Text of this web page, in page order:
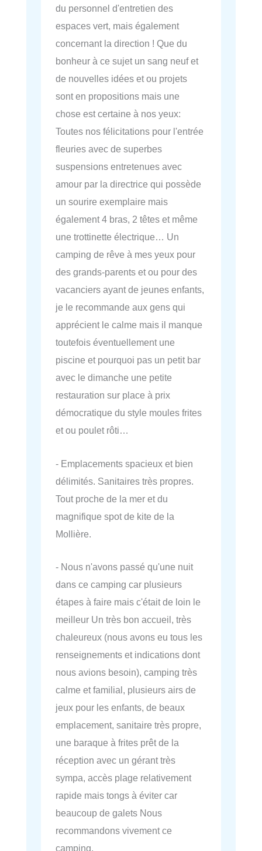
du personnel d'entretien des
espaces vert, mais également
concernant la direction ! Que du
bonheur à ce sujet un sang neuf et
de nouvelles idées et ou projets
sont en propositions mais une
chose est certaine à nos yeux:
Toutes nos félicitations pour l'entrée
fleuries avec de superbes
suspensions entretenues avec
amour par la directrice qui possède
un sourire exemplaire mais
également 4 bras, 2 têtes et même
une trottinette électrique… Un
camping de rêve à mes yeux pour
des grands-parents et ou pour des
vacanciers ayant de jeunes enfants,
je le recommande aux gens qui
apprécient le calme mais il manque
toutefois éventuellement une
piscine et pourquoi pas un petit bar
avec le dimanche une petite
restauration sur place à prix
démocratique du style moules frites
et ou poulet rôti…
- Emplacements spacieux et bien
délimités. Sanitaires très propres.
Tout proche de la mer et du
magnifique spot de kite de la
Mollière.
- Nous n'avons passé qu'une nuit
dans ce camping car plusieurs
étapes à faire mais c'était de loin le
meilleur Un très bon accueil, très
chaleureux (nous avons eu tous les
renseignements et indications dont
nous avions besoin), camping très
calme et familial, plusieurs airs de
jeux pour les enfants, de beaux
emplacement, sanitaire très propre,
une baraque à frites prêt de la
réception avec un gérant très
sympa, accès plage relativement
rapide mais tongs à éviter car
beaucoup de galets Nous
recommandons vivement ce
camping.